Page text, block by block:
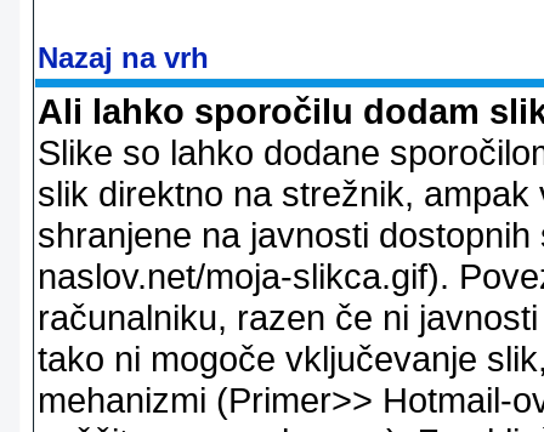
Nazaj na vrh
Ali lahko sporočilu dodam
Slike so lahko dodane
slik direktno na strežnik,
shranjene na javnosti
naslov.net/moja-slikca.gif).
računalniku, razen če ni
tako ni mogoče vključevanje
mehanizmi (Primer>> Hotmail-